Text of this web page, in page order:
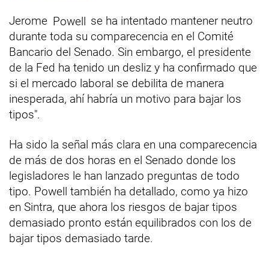
Jerome Powell se ha intentado mantener neutro
durante toda su comparecencia en el Comité
Bancario del Senado. Sin embargo, el presidente
de la Fed ha tenido un desliz y ha confirmado que
si el mercado laboral se debilita de manera
inesperada, ahí habría un motivo para bajar los
tipos".
Ha sido la señal más clara en una comparecencia
de más de dos horas en el Senado donde los
legisladores le han lanzado preguntas de todo
tipo. Powell también ha detallado, como ya hizo
en Sintra, que ahora los riesgos de bajar tipos
demasiado pronto están equilibrados con los de
bajar tipos demasiado tarde.